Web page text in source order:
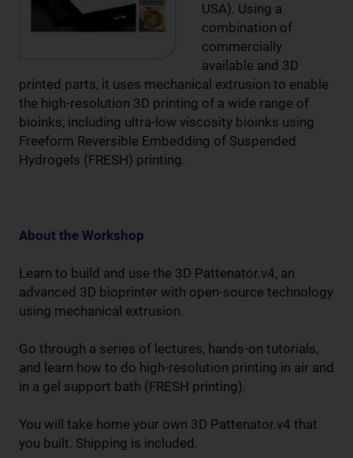
USA). Using a
combination of
commercially
available and 3D
printed parts, it uses mechanical extrusion to enable
the high-resolution 3D printing of a wide range of
bioinks, including ultra-low viscosity bioinks using
Freeform Reversible Embedding of Suspended
Hydrogels (FRESH) printing.
About the Workshop
Learn to build and use the 3D Pattenator.v4, an
advanced 3D bioprinter with open-source technology
using mechanical extrusion.
Go through a series of lectures, hands-on tutorials,
and learn how to do high-resolution printing in air and
in a gel support bath (FRESH printing).
You will take home your own 3D Pattenator.v4 that
you built. Shipping is included.